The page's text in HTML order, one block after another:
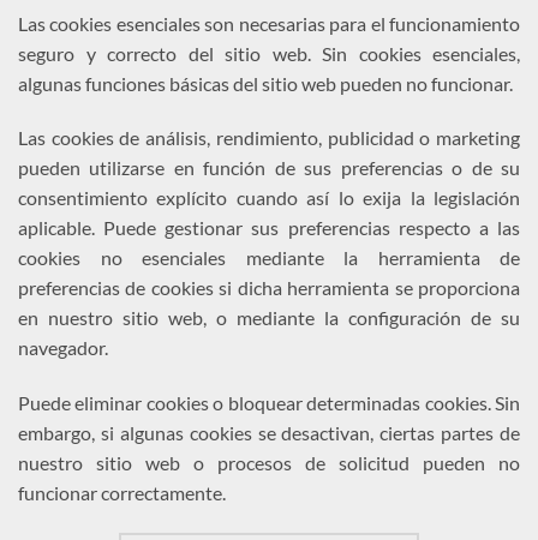
Las cookies esenciales son necesarias para el funcionamiento
seguro y correcto del sitio web. Sin cookies esenciales,
algunas funciones básicas del sitio web pueden no funcionar.
Las cookies de análisis, rendimiento, publicidad o marketing
pueden utilizarse en función de sus preferencias o de su
consentimiento explícito cuando así lo exija la legislación
aplicable. Puede gestionar sus preferencias respecto a las
cookies no esenciales mediante la herramienta de
preferencias de cookies si dicha herramienta se proporciona
en nuestro sitio web, o mediante la configuración de su
navegador.
Puede eliminar cookies o bloquear determinadas cookies. Sin
embargo, si algunas cookies se desactivan, ciertas partes de
nuestro sitio web o procesos de solicitud pueden no
funcionar correctamente.